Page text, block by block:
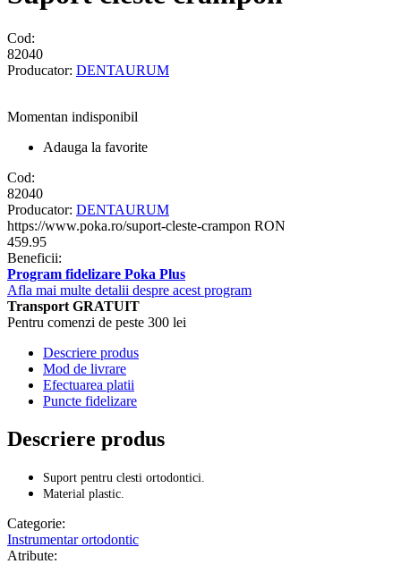
Cod:
82040
Producator: DENTAURUM
Momentan indisponibil
Adauga la favorite
Cod:
82040
Producator: DENTAURUM
https://www.poka.ro/suport-cleste-crampon RON
459.95
Beneficii:
Program fidelizare Poka Plus
Afla mai multe detalii despre acest program
Transport GRATUIT
Pentru comenzi de peste 300 lei
Descriere produs
Mod de livrare
Efectuarea platii
Puncte fidelizare
Descriere produs
Suport pentru clesti ortodontici.
Material plastic.
Categorie:
Instrumentar ortodontic
Atribute: